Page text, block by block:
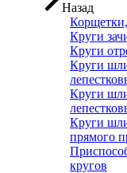
Назад
Круги
Круги
Круги
Круги
Круги
прямого
кругов